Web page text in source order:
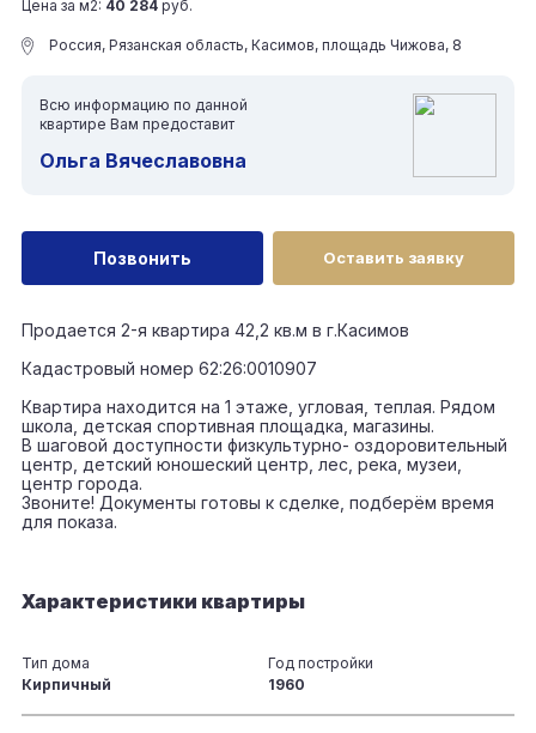
Цена за м2: 40 284 руб.
Россия, Рязанская область, Касимов, площадь Чижова, 8
Всю информацию по данной
квартире Вам предоставит
Ольга Вячеславовна
Позвонить Оставить заявку
Продается 2-я квартира 42,2 кв.м в г.Касимов
Кадастровый номер 62:26:0010907
Квартира находится на 1 этаже, угловая, теплая. Рядом
школа, детская спортивная площадка, магазины.
В шаговой доступности физкультурно- оздоровительный
центр, детский юношеский центр, лес, река, музеи,
центр города.
Звоните! Документы готовы к сделке, подберём время
для показа.
Характеристики квартиры
Тип дома
Кирпичный
Год постройки
1960